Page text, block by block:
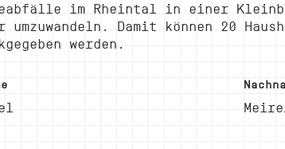
im Rheintal in einer
umzuwandeln. Damit können 20
werden.